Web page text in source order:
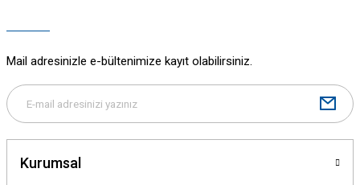
Mail adresinizle e-bültenimize kayıt olabilirsiniz.
Kurumsal